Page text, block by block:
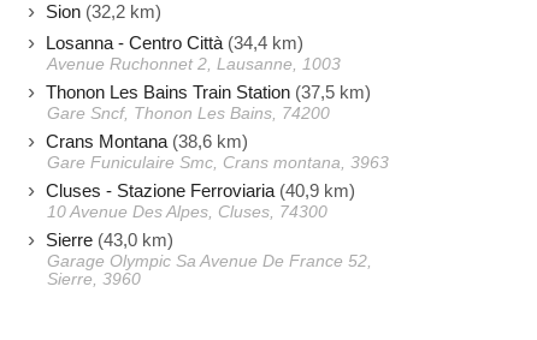
Sion (32,2 km)
Losanna - Centro Città (34,4 km)
Avenue Ruchonnet 2, Lausanne, 1003
Thonon Les Bains Train Station (37,5 km)
Gare Sncf, Thonon Les Bains, 74200
Crans Montana (38,6 km)
Gare Funiculaire Smc, Crans montana, 3963
Cluses - Stazione Ferroviaria (40,9 km)
10 Avenue Des Alpes, Cluses, 74300
Sierre (43,0 km)
Garage Olympic Sa Avenue De France 52,
Sierre, 3960